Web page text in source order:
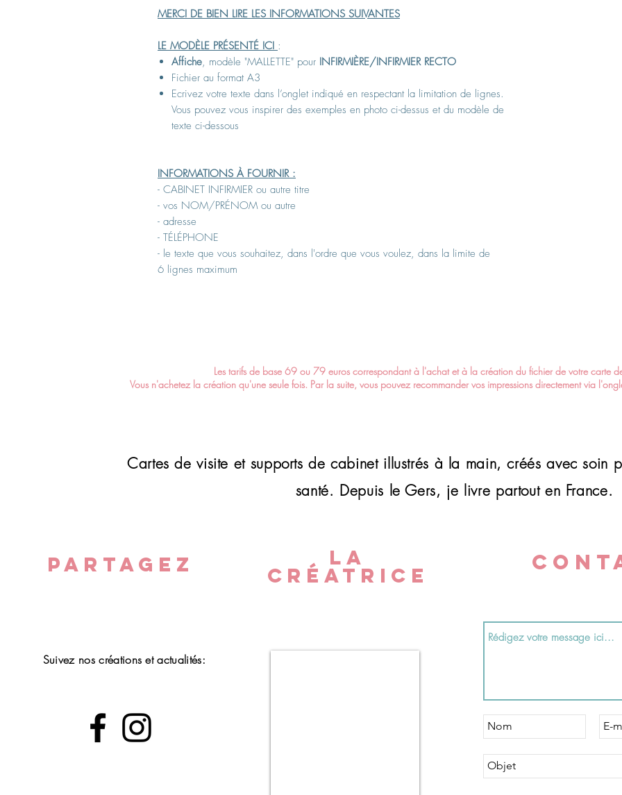
MERCI DE BIEN LIRE LES INFORMATIONS SUIVANTES
LE MODÈLE PRÉSENTÉ ICI :
Affiche, modèle "MALLETTE" pour INFIRMIÈRE/INFIRMIER RECTO
Fichier au format A3
Ecrivez votre texte dans l’onglet indiqué en respectant la limitation de lignes.
Vous pouvez vous inspirer des exemples en photo ci-dessus et du modèle de
texte ci-dessous
INFORMATIONS À FOURNIR :
- CABINET INFIRMIER ou autre titre
- vos NOM/PRÉNOM ou autre
- adresse
- TÉLÉPHONE
- le texte que vous souhaitez, dans l'ordre que vous voulez, dans la limite de
6 lignes maximum
Les tarifs de base 69 ou 79 euros correspondant à l'achat et à la création du fichier de votre carte de
Vous n'achetez la création qu'une seule fois. Par la suite, vous pouvez recommander vos impressions directement via
Cartes de visite et supports de cabinet illustrés à la main,créés avec soin
santé. Depuis le Gers, je livre partout en France.
PARTAGEZ
Suivez nos créations et actualités:
LA
CRÉATRICE